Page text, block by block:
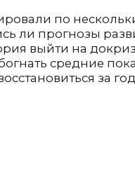
по
ли прогнозы
выйти на
средние
за